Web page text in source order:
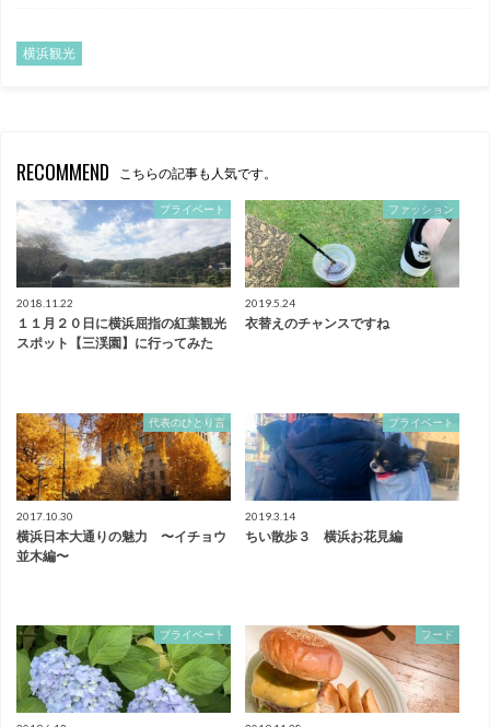
横浜観光
RECOMMEND こちらの記事も人気です。
プライベート
2018.11.22
１１月２０日に横浜屈指の紅葉観光
スポット【三渓園】に行ってみた
ファッション
2019.5.24
衣替えのチャンスですね
代表のひとり言
2017.10.30
横浜日本大通りの魅力 〜イチョウ
並木編〜
プライベート
2019.3.14
ちい散歩３ 横浜お花見編
プライベート フード